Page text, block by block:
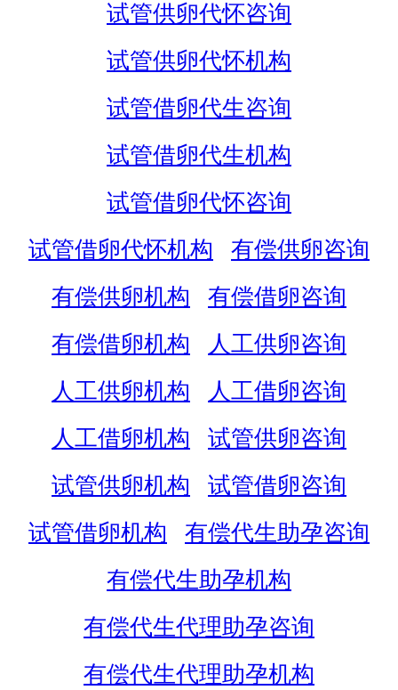
试管供卵代怀咨询
试管供卵代怀机构
试管借卵代生咨询
试管借卵代生机构
试管借卵代怀咨询
试管借卵代怀机构
有偿供卵咨询
有偿供卵机构
有偿借卵咨询
有偿借卵机构
人工供卵咨询
人工供卵机构
人工借卵咨询
人工借卵机构
试管供卵咨询
试管供卵机构
试管借卵咨询
试管借卵机构
有偿代生助孕咨询
有偿代生助孕机构
有偿代生代理助孕咨询
有偿代生代理助孕机构